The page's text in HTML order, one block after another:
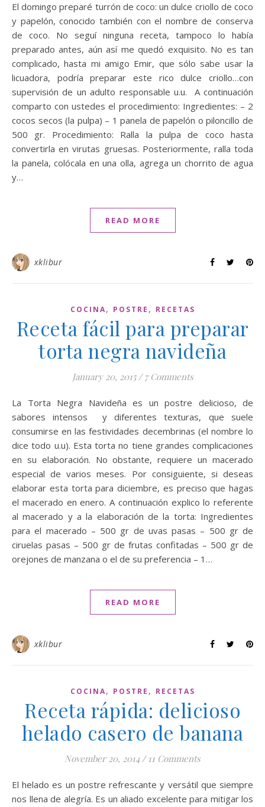
El domingo preparé turrón de coco: un dulce criollo de coco
y papelón, conocido también con el nombre de conserva
de coco. No seguí ninguna receta, tampoco lo había
preparado antes, aún así me quedó exquisito. No es tan
complicado, hasta mi amigo Emir, que sólo sabe usar la
licuadora, podría preparar este rico dulce criollo…con
supervisión de un adulto responsable u.u. A continuación
comparto con ustedes el procedimiento: Ingredientes: – 2
cocos secos (la pulpa) – 1 panela de papelón o piloncillo de
500 gr. Procedimiento: Ralla la pulpa de coco hasta
convertirla en virutas gruesas. Posteriormente, ralla toda
la panela, colócala en una olla, agrega un chorrito de agua
y…
READ MORE
xklibur
COCINA, POSTRE , RECETAS
Receta fácil para preparar
torta negra navideña
January 20, 2015 / 7 Comments
La Torta Negra Navideña es un postre delicioso, de
sabores intensos y diferentes texturas, que suele
consumirse en las festividades decembrinas (el nombre lo
dice todo u.u). Esta torta no tiene grandes complicaciones
en su elaboración. No obstante, requiere un macerado
especial de varios meses. Por consiguiente, si deseas
elaborar esta torta para diciembre, es preciso que hagas
el macerado en enero. A continuación explico lo referente
al macerado y a la elaboración de la torta: Ingredientes
para el macerado – 500 gr de uvas pasas – 500 gr de
ciruelas pasas – 500 gr de frutas confitadas – 500 gr de
orejones de manzana o el de su preferencia – 1…
READ MORE
xklibur
COCINA, POSTRE , RECETAS
Receta rápida: delicioso
helado casero de banana
November 20, 2014 / 11 Comments
El helado es un postre refrescante y versátil que siempre
nos llena de alegría. Es un aliado excelente para mitigar los